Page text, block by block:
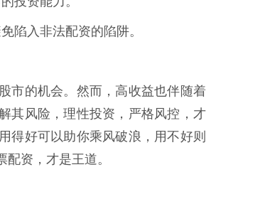
陷入非法配资的陷阱。
市的机会。然而，高收益也伴随着
其风险，理性投资，严格风控，才
得好可以助你乘风破浪，用不好则
资，才是王道。